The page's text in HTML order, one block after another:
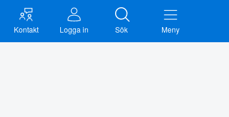
Kontakt Logga in Sök Meny